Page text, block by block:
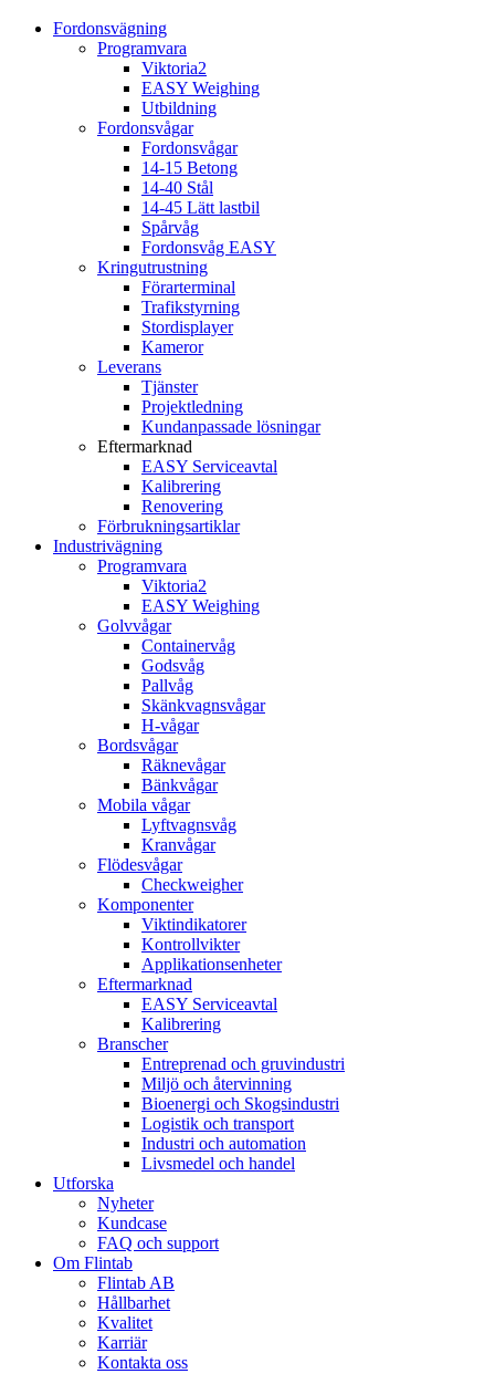
Fordonsvägning
Programvara
Viktoria2
EASY Weighing
Utbildning
Fordonsvågar
Fordonsvågar
14-15 Betong
14-40 Stål
14-45 Lätt lastbil
Spårvåg
Fordonsvåg EASY
Kringutrustning
Förarterminal
Trafikstyrning
Stordisplayer
Kameror
Leverans
Tjänster
Projektledning
Kundanpassade lösningar
Eftermarknad
EASY Serviceavtal
Kalibrering
Renovering
Förbrukningsartiklar
Industrivägning
Programvara
Viktoria2
EASY Weighing
Golvvågar
Containervåg
Godsvåg
Pallvåg
Skänkvagnsvågar
H-vågar
Bordsvågar
Räknevågar
Bänkvågar
Mobila vågar
Lyftvagnsvåg
Kranvågar
Flödesvågar
Checkweigher
Komponenter
Viktindikatorer
Kontrollvikter
Applikationsenheter
Eftermarknad
EASY Serviceavtal
Kalibrering
Branscher
Entreprenad och gruvindustri
Miljö och återvinning
Bioenergi och Skogsindustri
Logistik och transport
Industri och automation
Livsmedel och handel
Utforska
Nyheter
Kundcase
FAQ och support
Om Flintab
Flintab AB
Hållbarhet
Kvalitet
Karriär
Kontakta oss